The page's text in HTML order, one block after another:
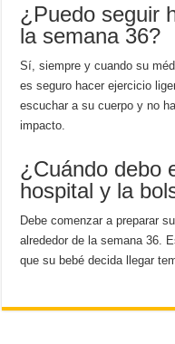
¿Puedo seguir
la semana 36?
Sí, siempre y cuando su
es seguro hacer ejercicio
escuchar a su cuerpo y no
impacto.
¿Cuándo debo
hospital y la
Debe comenzar a preparar
alrededor de la semana 36.
que su bebé decida llegar